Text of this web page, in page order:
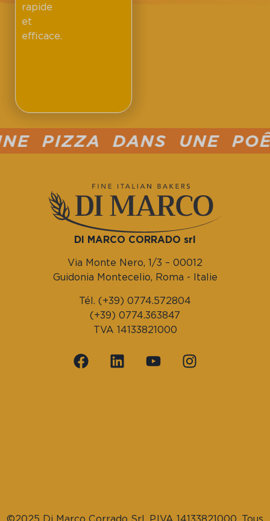
rapide
et
efficace.
DANS UNE
DI MARCO CORRADO srl
Via Monte Nero, 1/3 – 00012
Guidonia Montecelio, Roma - Italie
Tél. (+39) 0774.572804
(+39) 0774.363847
TVA 14133821000